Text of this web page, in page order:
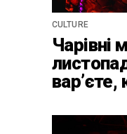
CULTURE
Чарівні
варʼєте,